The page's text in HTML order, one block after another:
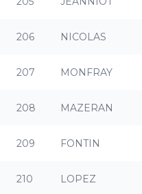
206 NICOLAS
207 MONFRAY
208 MAZERAN
209 FONTIN
210 LOPEZ